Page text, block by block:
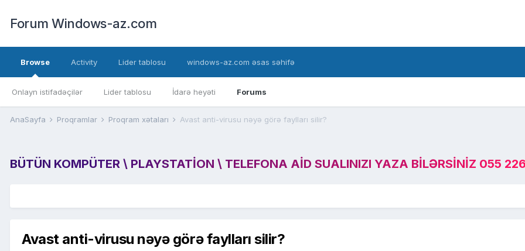
Forum Windows-az.com
Browse
Onlayn istifadəçilər Lider tablosu İdarə heyəti Forums
Activity Lider tablosu windows-az.com əsas səhifə
AnaSayfa Proqramlar Proqram xətaları Avast anti-virusu nəyə görə faylları silir?
BÜTÜN KOMPÜTER \ PLAYSTATION \ TELEFONA AID SUALINIZI YAZA BILƏRSINIZ 055
Avast anti-virusu nəyə görə faylları silir?